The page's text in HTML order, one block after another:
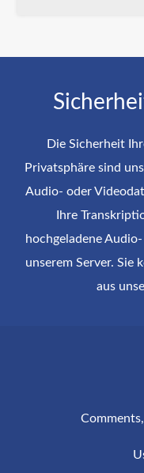
Suomi
Français
Ελληνικά
ગુજરાતી
हिन्दी
Magyar
Bahasa Indonesia
Italiano
.mp4 .mpeg .mpg
Die Sicherheit
Privatsphäre sind
Audio- oder
Ihre
hochgeladene
unserem Server. Sie
aus